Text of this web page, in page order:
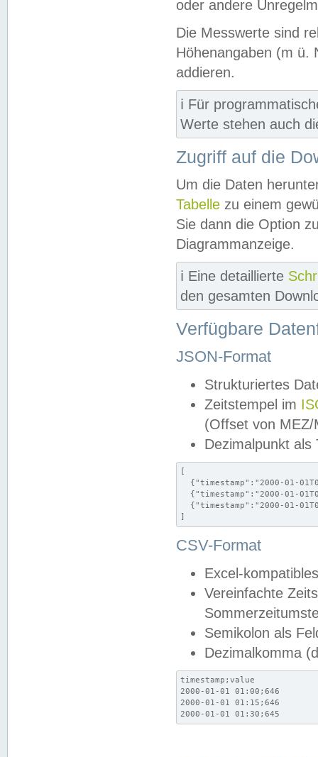
oder andere
Die Messwerte sind
Höhenangaben (m ü.
addieren.
ℹ️ Für
Werte stehen auch
Zugriff auf die
Um die Daten
Tabelle zu einem
Sie dann die Option
Diagrammanzeige.
ℹ️ Eine detaillierte
den gesamten
Verfügbare
JSON-Format
Strukturiertes
Zeitstempel im
(Offset von MEZ/
Dezimalpunkt als
[
{"timestamp":"2000-01-
{"timestamp":"2000-01-
{"timestamp":"2000-01-
]
CSV-Format
Excel-
Vereinfachte
Semikolon als
Dezimalkomma
timestamp;value
2000-01-01 01:00;646
2000-01-01 01:15;646
2000-01-01 01:30;645